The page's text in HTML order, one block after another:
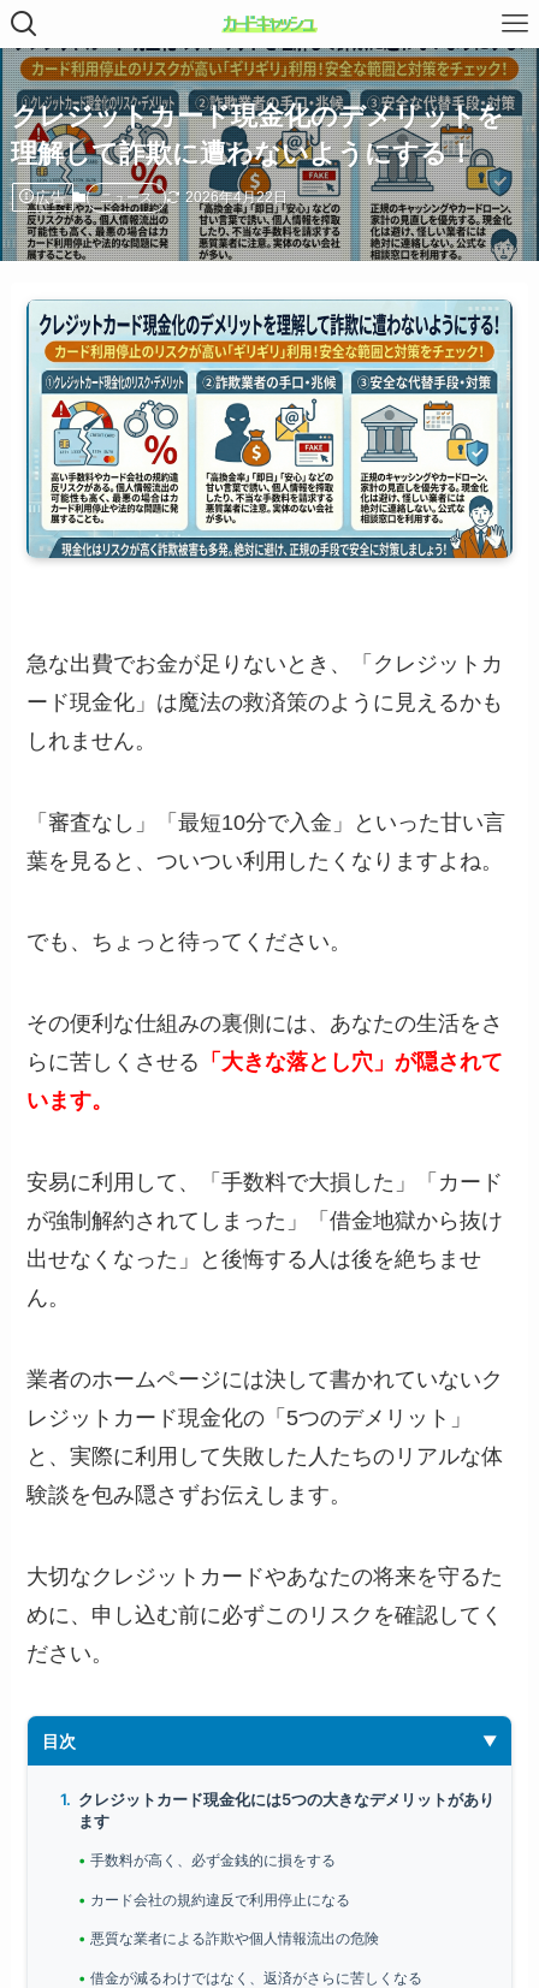
クレジットカード現金化のデメリットを
理解して詐欺に遭わないようにする！
広告 ニュース 2026年4月22日
急な出費でお金が足りないとき、「クレジットカ
ード現金化」は魔法の救済策のように見えるかも
しれません。
「審査なし」「最短10分で入金」といった甘い言
葉を見ると、ついつい利用したくなりますよね。
でも、ちょっと待ってください。
その便利な仕組みの裏側には、あなたの生活をさ
らに苦しくさせる 「大きな落とし穴」が隠されて
います。
安易に利用して、「手数料で大損した」「カード
が強制解約されてしまった」「借金地獄から抜け
出せなくなった」と後悔する人は後を絶ちませ
ん。
業者のホームページには決して書かれていないク
レジットカード現金化の「5つのデメリット」
と、実際に利用して失敗した人たちのリアルな体
験談を包み隠さずお伝えします。
大切なクレジットカードやあなたの将来を守るた
めに、申し込む前に必ずこのリスクを確認してく
ださい。
目次
クレジットカード現金化には5つの大きなデメリットがあり
ます
手数料が高く、必ず金銭的に損をする
カード会社の規約違反で利用停止になる
悪質な業者による詐欺や個人情報流出の危険
借金が減るわけではなく、返済がさらに苦しくなる